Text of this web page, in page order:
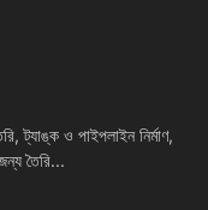
ট্যাঙ্ক ও পাইপলাইন নির্মাণ,
তৈরি...